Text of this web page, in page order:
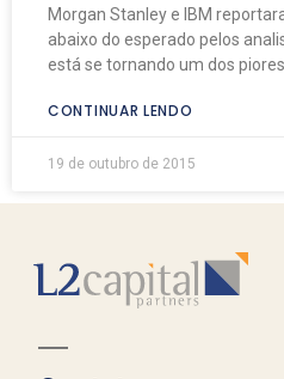
Morgan Stanley e IBM
abaixo do esperado pelos
está se tornando um dos
CONTINUAR LENDO
19 de outubro de 2015